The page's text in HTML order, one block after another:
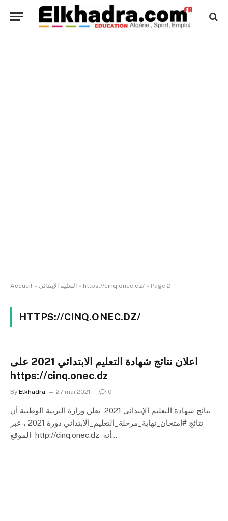
Accueil » التعليم الإبتدائي » https://cinq.onec.dz/ » Page 2
HTTPS://CINQ.ONEC.DZ/
اعلان نتائج شهادة التعليم الابتدائي 2021 على
https://cinq.onec.dz
By Elkhadra 27 mai 2021 0
نتائج شهادة التعليم الإبتدائي 2021 تعلن وزارة التربية الوطنية أن
نتائج #إمتحان_نهاية_مرحلة_التعليم_الابتدائي دورة 2021 ، عبر
الموقع http://cinq.onec.dz أنه…